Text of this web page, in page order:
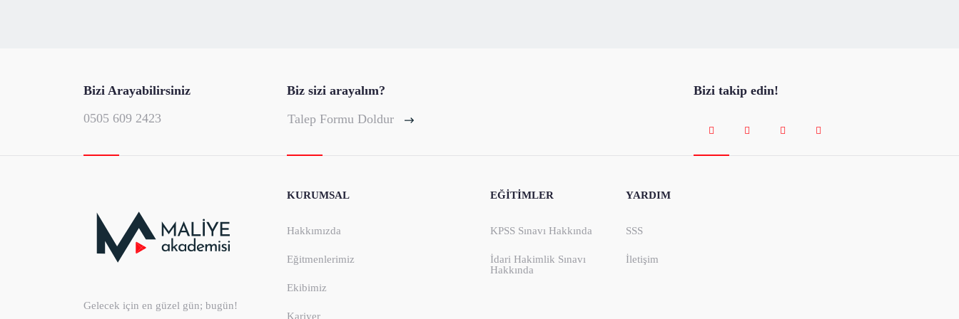
Bizi Arayabilirsiniz
0505 609 2423
Biz sizi arayalım?
Talep Formu Doldur
Bizi takip edin!
Gelecek için en güzel gün; bugün!
KURUMSAL
Hakkımızda
Eğitmenlerimiz
Ekibimiz
Kariyer
EĞİTİMLER
KPSS Sınavı Hakkında
İdari Hakimlik Sınavı
Hakkında
YARDIM
SSS
İletişim